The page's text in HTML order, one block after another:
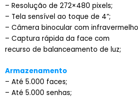
– Resolução de 272×480 pixels;
– Tela sensível ao toque de 4”;
– Câmera binocular com
– Captura rápida da face com
recurso de balanceamento de luz;
Armazenamento
– Até 5.000 faces;
– Até 5.000 senhas;